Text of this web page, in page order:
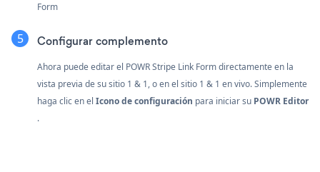
Form
Configurar complemento
Ahora puede editar el POWR Stripe Link Form directamente en la
vista previa de su sitio 1 & 1, o en el sitio 1 & 1 en vivo. Simplemente
haga clic en el Icono de configuración para iniciar su POWR Editor
.